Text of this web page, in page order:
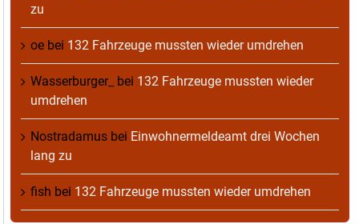
zu
oe bei 132 Fahrzeuge mussten wieder umdrehen
Wasserburger_ bei 132 Fahrzeuge mussten wieder
umdrehen
Nostradamus bei Einwohnermeldeamt drei Wochen
lang zu
fish bei 132 Fahrzeuge mussten wieder umdrehen